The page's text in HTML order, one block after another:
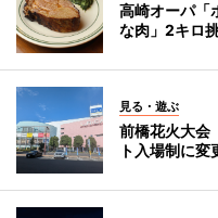
高崎オーパ「
な肉」2キロ
見る・遊ぶ
前橋花火大
ト入場制に変